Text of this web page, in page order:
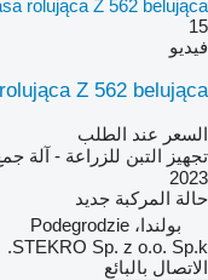
rolująca Z 562 belująca
15
فيديو
Z 562 belująca
السعر عند الطلب
تجهيز التبن للزراعة - آلة
2023
حالة المركبة جديد
بولندا، Podegrodzie
STEKRO Sp. z o.o. Sp.k.
الاتصال بالبائع